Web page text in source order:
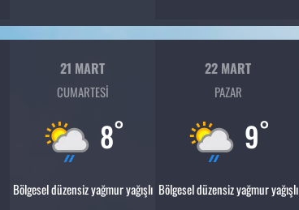
21 MART
CUMARTESI
8°
Bölgesel düzensiz yağmur yağışlı
22 MART
PAZAR
9°
Bölgesel düzensiz yağmur yağışlı